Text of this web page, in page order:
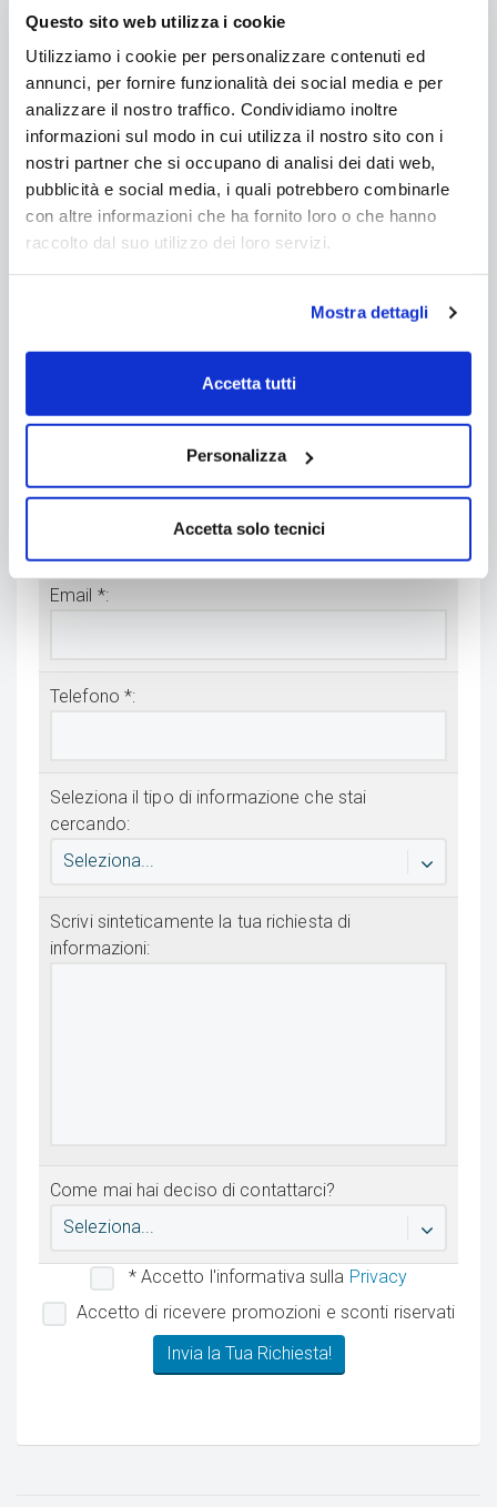
Questo sito web utilizza i cookie
Utilizziamo i cookie per personalizzare contenuti ed
annunci, per fornire funzionalità dei social media e per
analizzare il nostro traffico. Condividiamo inoltre
informazioni sul modo in cui utilizza il nostro sito con i
nostri partner che si occupano di analisi dei dati web,
pubblicità e social media, i quali potrebbero combinarle
con altre informazioni che ha fornito loro o che hanno
raccolto dal suo utilizzo dei loro servizi.
Mostra dettagli
Accetta tutti
Personalizza
Accetta solo tecnici
Richiedi informazioni
Richiedi informazioni sul prodotto
Grazie a questo modulo potrete contattarci per
informazioni tecniche o commerciali. Faremo il
Nome e l'Email sono obbligatorie. Consigliamo di
inserire un recapito telefonico.
Nome *:
Email *:
Telefono *:
Seleziona il tipo di informazione che stai
cercando:
Seleziona...
Scrivi sinteticamente la tua richiesta di
informazioni:
Come mai hai deciso di contattarci?
Seleziona...
* Accetto l'informativa sulla Privacy
Accetto di ricevere promozioni e sconti riservati